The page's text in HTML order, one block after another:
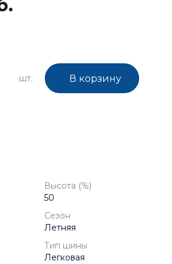
шт. В корзину
Высота (%)
50
Сезон
Летняя
Тип шины
Легковая